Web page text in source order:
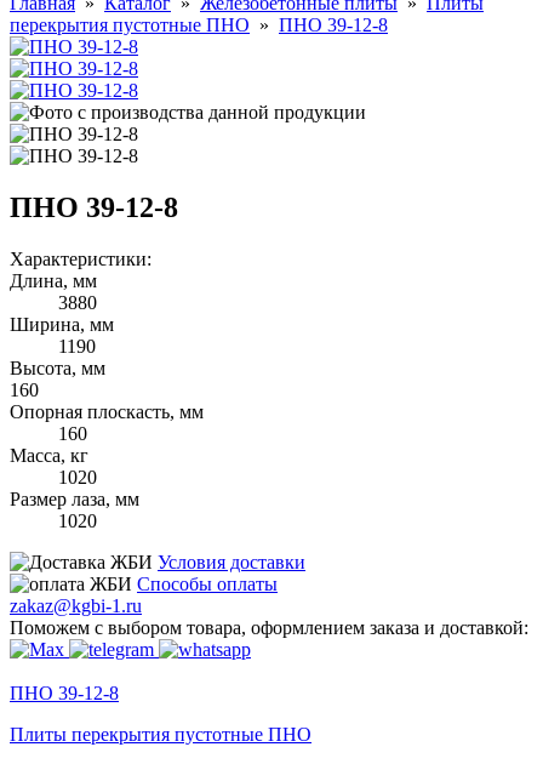
перекрытия пустотные ПНО » ПНО 39-12-8
ПНО 39-12-8
Характеристики:
Длина, мм
3880
Ширина, мм
1190
Высота, мм
160
Опорная плоскасть, мм
160
Масса, кг
1020
Размер лаза, мм
1020
Условия доставки
Способы оплаты
zakaz@kgbi-1.ru
Поможем с выбором товара, оформлением заказа и доставкой:
ПНО 39-12-8
Плиты перекрытия пустотные ПНО